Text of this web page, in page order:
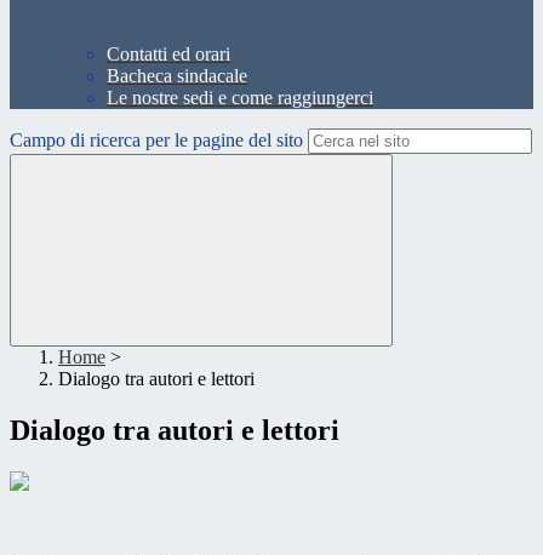
Contatti ed orari
Bacheca sindacale
Le nostre sedi e come raggiungerci
Campo di ricerca per le pagine del sito
Home >
Dialogo tra autori e lettori
Dialogo tra autori e lettori